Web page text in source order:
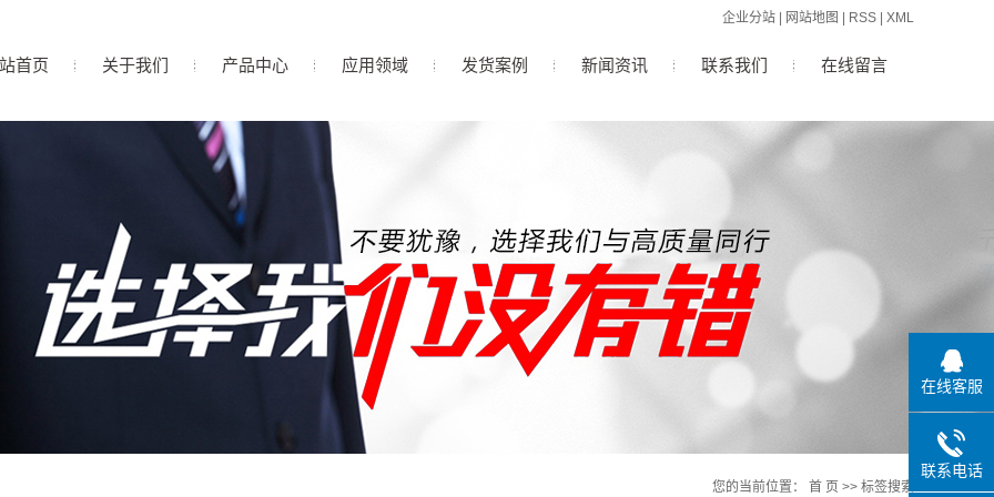
企业分站 网站地图 RSS XML
首页 关于我们
企业文化
联系我们
产品中心
PP滤芯
非标大孔径及PP滤芯
活性炭滤芯
大流量及折叠滤芯
滤袋
线绕滤芯
应用领域 发货案例 新闻资讯
技术知识
联系我们 在线留言
您的当前位置： 首 页 >> 标签搜索
在线客服
联系电话